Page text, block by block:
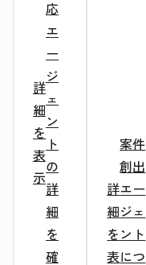
詳
細
を
表
示
応
エ
ー
ジ
ェ
ン
ト
の
詳
細
を
確
詳
細
を
表
案件
創出
エー
ジェ
ント
につ